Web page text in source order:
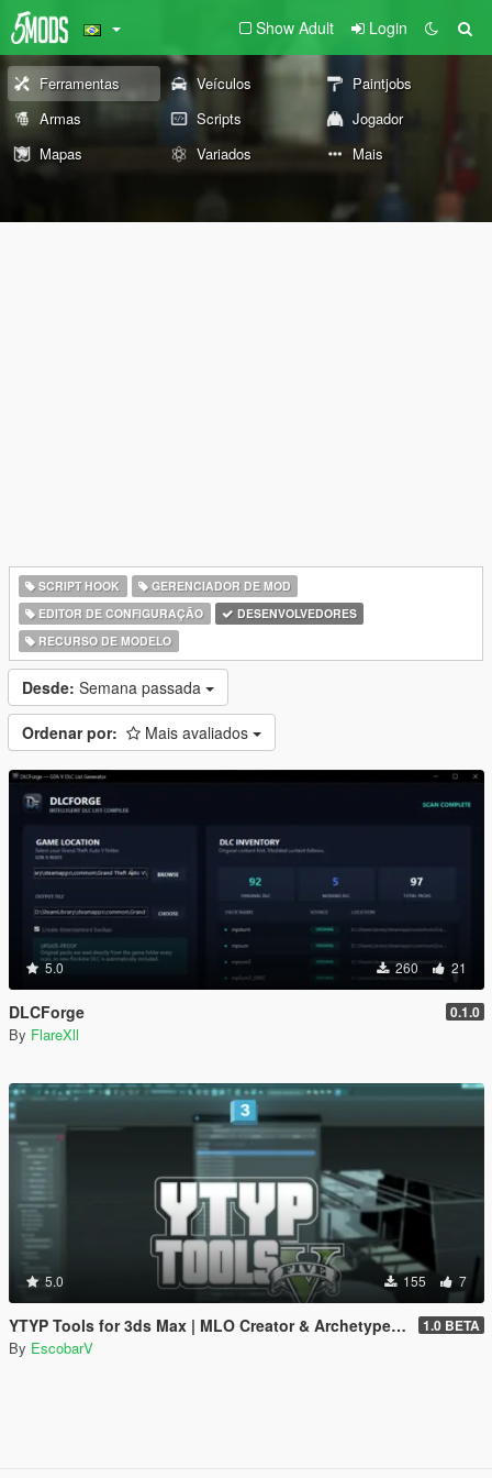
Show Adult Login
Ferramentas Veículos
Paintjobs
Armas
Scripts
Jogador
Mapas
Variados Mais
SCRIPT HOOK
GERENCIADOR DE MOD
EDITOR DE CONFIGURAÇÃO
DESENVOLVEDORES
RECURSO DE MODELO
Desde: Semana passada
Ordenar por: Mais avaliados
5.0 260 21
DLCForge 0.1.0
By FlareXll
5.0 155 7
YTYP Tools for 3ds Max | MLO Creator & Archetype Creator 1.0 BETA
By EscobarV